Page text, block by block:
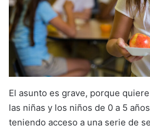
El asunto es grave, porque
las niñas y los niños de 0 a 5
teniendo acceso a una serie de